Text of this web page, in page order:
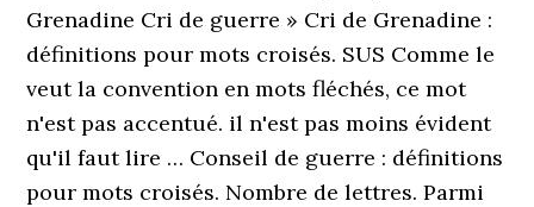
Grenadine Cri de guerre » Cri de Grenadine :
définitions pour mots croisés. SUS Comme le
veut la convention en mots fléchés, ce mot
n'est pas accentué. il n'est pas moins évident
qu'il faut lire … Conseil de guerre : définitions
pour mots croisés. Nombre de lettres. Parmi